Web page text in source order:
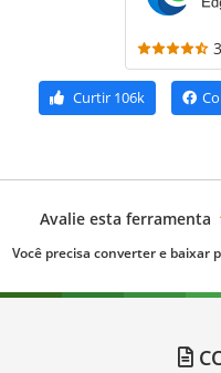
Curtir 106k
Avalie esta ferramenta
Você precisa converter e baixar